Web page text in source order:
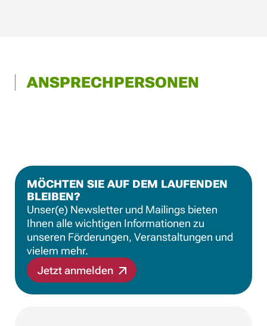
ANSPRECHPERSONEN
MÖCHTEN SIE AUF DEM LAUFENDEN
BLEIBEN?
Unser(e) Newsletter und Mailings bieten
Ihnen alle wichtigen Informationen zu
unseren Förderungen, Veranstaltungen und
vielem mehr.
Jetzt anmelden